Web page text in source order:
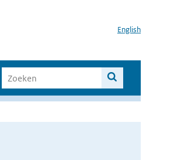
English